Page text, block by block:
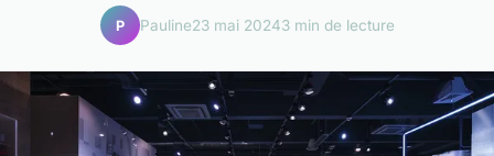
P Pauline23 mai 20243 min de lecture